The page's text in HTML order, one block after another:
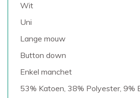
Wit
Uni
Lange mouw
Button down
Enkel manchet
53% Katoen, 38% Polyester, 9%